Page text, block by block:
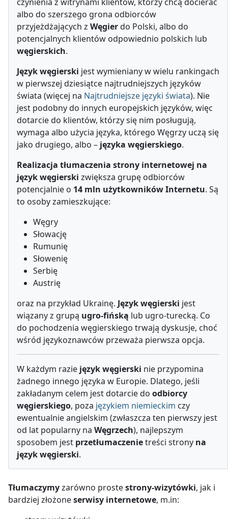
albo do szerszego grona odbiorców
przyjeżdżających z Węgierdo Polski, albo do
potencjalnych klientów odpowiednio polskich lub
węgierskich.
Język węgierski jest wymieniany w wielu rankingach
w pierwszej dziesiątce najtrudniejszych języków
świata (więcej na Najtrudniejsze języki świata). Nie
jest podobny do innych europejskich języków, więc
dotarcie do klientów, którzy się nim posługują,
wymaga albo użycia języka, którego Węgrzy uczą się
jako drugiego, albo – języka węgierskiego.
Realizacja tłumaczenia strony internetowej na
język węgierski zwiększa grupę odbiorców
potencjalnie o 14 mln użytkowników Internetu. Są
to osoby zamieszkujące:
Węgry
Słowację
Rumunię
Słowenię
Serbię
Austrię
oraz na przykład Ukrainę. Język węgierski jest
wiązany z grupą ugro-fińską lub ugro-turecką. Co
do pochodzenia węgierskiego trwają dyskusje, choć
wśród językoznawców przeważa pierwsza opcja.
W każdym razie język węgierski nie przypomina
żadnego innego języka w Europie. Dlatego, jeśli
zakładanym celem jest dotarcie do odbiorcy
węgierskiego, poza językiem niemieckim czy
ewentualnie angielskim (zwłaszcza ten pierwszy jest
od lat popularny na Węgrzech), najlepszym
sposobem jest przetłumaczenietreści strony na
język węgierski.
Tłumaczymyzarówno prostestrony-wizytówki, jak i
bardziej złożoneserwisy internetowe, m.in: